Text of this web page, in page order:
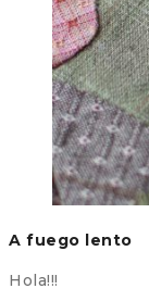
A fuego lento
Hola!!!